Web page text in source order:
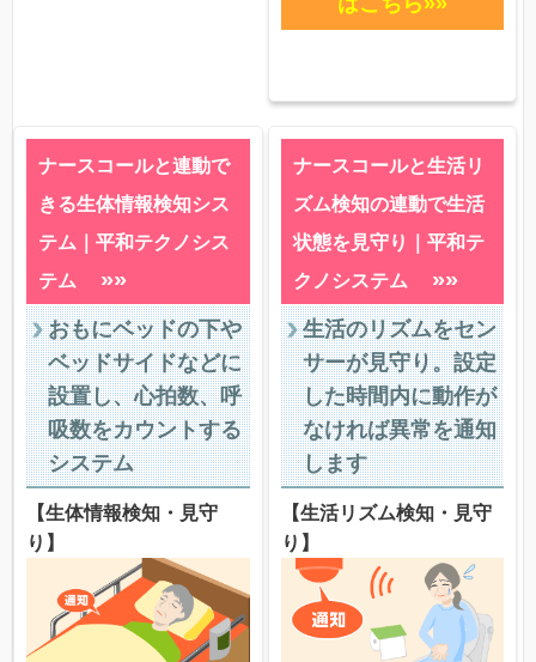
ナースコールと連動で
きる生体情報検知シス
テム｜平和テクノシス
テム
»»
おもにベッドの下や
ベッドサイドなどに
設置し、心拍数、呼
吸数をカウントする
システム
【生体情報検知・見守
り】
ナースコールと生活リ
ズム検知の連動で生活
状態を見守り｜平和テ
クノシステム
»»
生活のリズムをセン
サーが見守り。設定
した時間内に動作が
なければ異常を通知
します
【生活リズム検知・見守
り】